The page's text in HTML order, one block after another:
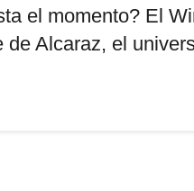
el momento? El
Alcaraz, el